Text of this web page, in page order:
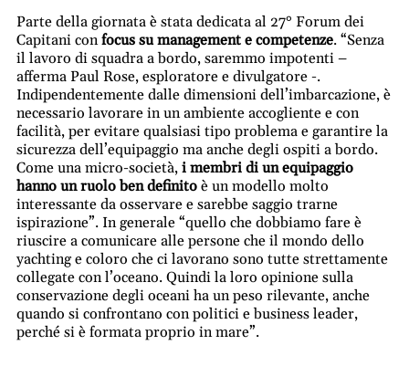
Parte della giornata è stata dedicata al 27° Forum dei
Capitani confocus su management e competenze. “Senza
il lavoro di squadra a bordo, saremmo impotenti –
afferma Paul Rose, esploratore e divulgatore -.
Indipendentemente dalle dimensioni dell’imbarcazione, è
necessario lavorare in un ambiente accogliente e con
facilità, per evitare qualsiasi tipo problema e garantire la
sicurezza dell’equipaggio ma anche degli ospiti a bordo.
Come una micro-società, i membri di un equipaggio
hanno un ruolo ben definito è un modello molto
interessante da osservare e sarebbe saggio trarne
ispirazione”. In generale “quello che dobbiamo fare è
riuscire a comunicare alle persone che il mondo dello
yachting e coloro che ci lavorano sono tutte strettamente
collegate con l’oceano. Quindi la loro opinione sulla
conservazione degli oceani ha un peso rilevante, anche
quando si confrontano con politici e business leader,
perché si è formata proprio in mare”.